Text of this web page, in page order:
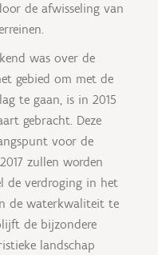
de afwisseling van
was over de
gebied om met de
te gaan, is in 2015
gebracht. Deze
voor de
zullen worden
de verdroging in het
de waterkwaliteit te
de bijzondere
landschap